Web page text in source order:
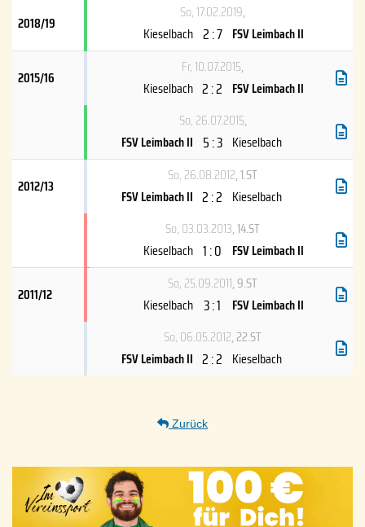
2018/19
So, 17.02.2019,
Kieselbach 2 : 7 FSV Leimbach II
2015/16
Fr, 10.07.2015,
Kieselbach 2 : 2 FSV Leimbach II
So, 26.07.2015,
FSV Leimbach II 5 : 3 Kieselbach
2012/13
So, 26.08.2012, 1.ST
FSV Leimbach II 2 : 2 Kieselbach
So, 03.03.2013, 14.ST
Kieselbach 1 : 0 FSV Leimbach II
2011/12
So, 25.09.2011, 9.ST
Kieselbach 3 : 1
FSV Leimbach II
So, 06.05.2012, 22.ST
FSV Leimbach II 2 : 2 Kieselbach
Zurück